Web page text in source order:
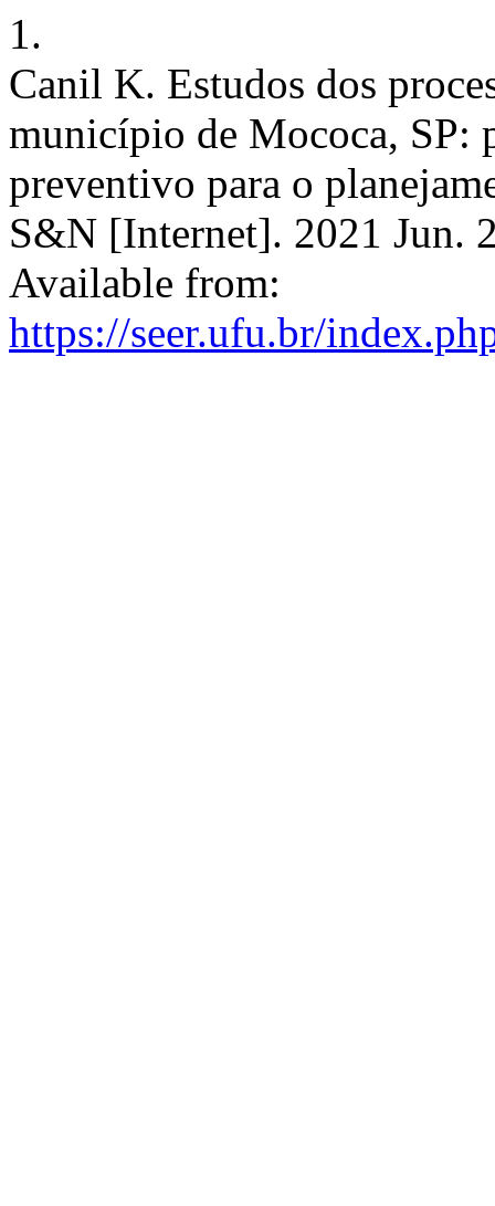
1.
Canil K. Estudos dos
município de Mococa, SP:
preventivo para o
S&N [Internet]. 2021 Jun.
Available from:
https://seer.ufu.br/